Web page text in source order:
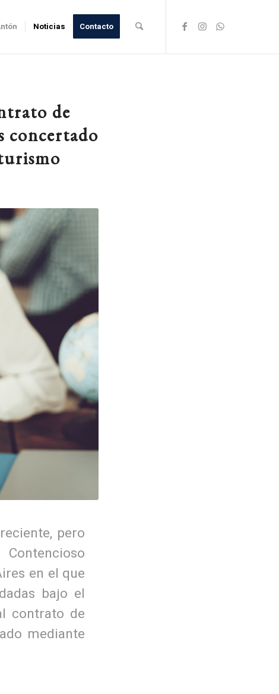
Noticias Contacto
de
concertado
pero
en el que
bajo el
contrato de
mediante